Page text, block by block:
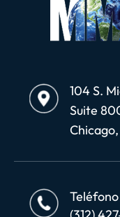
104 S.
Suite
Teléfono